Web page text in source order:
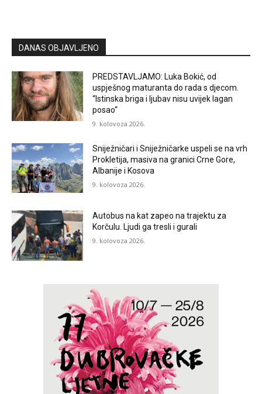
DANAS OBJAVLJENO
PREDSTAVLJAMO: Luka Bokić, od
uspješnog maturanta do rada s djecom.
“Istinska briga i ljubav nisu uvijek lagan
posao“
9. kolovoza 2026.
Sniježničari i Sniježničarke uspeli se na vrh
Prokletija, masiva na granici Crne Gore,
Albanije i Kosova
9. kolovoza 2026.
Autobus na kat zapeo na trajektu za
Korčulu. Ljudi ga tresli i gurali
9. kolovoza 2026.